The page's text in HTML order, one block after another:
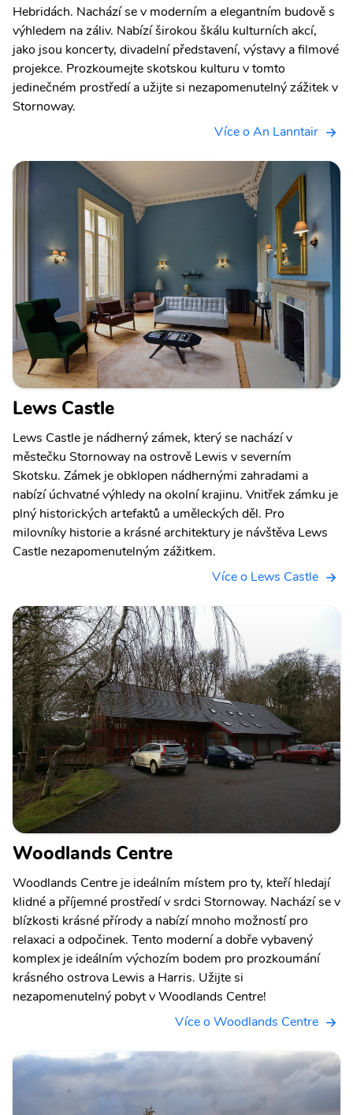
Hebridách. Nachází se v moderním a elegantním budově s
výhledem na záliv. Nabízí širokou škálu kulturních akcí,
jako jsou koncerty, divadelní představení, výstavy a filmové
projekce. Prozkoumejte skotskou kulturu v tomto
jedinečném prostředí a užijte si nezapomenutelný zážitek v
Stornoway.
Více o An Lanntair
Lews Castle
Lews Castle je nádherný zámek, který se nachází v
městečku Stornoway na ostrově Lewis v severním
Skotsku. Zámek je obklopen nádhernými zahradami a
nabízí úchvatné výhledy na okolní krajinu. Vnitřek zámku je
plný historických artefaktů a uměleckých děl. Pro
milovníky historie a krásné architektury je návštěva Lews
Castle nezapomenutelným zážitkem.
Více o Lews Castle
Woodlands Centre
Woodlands Centre je ideálním místem pro ty, kteří hledají
klidné a příjemné prostředí v srdci Stornoway. Nachází se v
blízkosti krásné přírody a nabízí mnoho možností pro
relaxaci a odpočinek. Tento moderní a dobře vybavený
komplex je ideálním výchozím bodem pro prozkoumání
krásného ostrova Lewis a Harris. Užijte si
nezapomenutelný pobyt v Woodlands Centre!
Více o Woodlands Centre